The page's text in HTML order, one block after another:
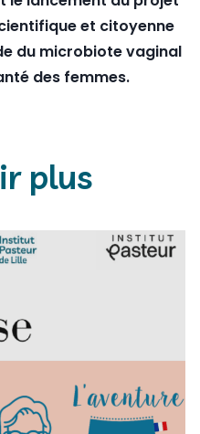
et citoyenne
du microbiote vaginal
des femmes.
plus